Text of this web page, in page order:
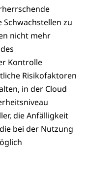
zu
nicht mehr
Kontrolle
Risikofaktoren
in der Cloud
die Anfälligkeit
bei der Nutzung